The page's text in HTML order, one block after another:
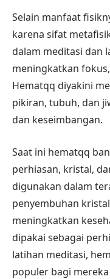
Selain manfaat
karena sifat
dalam meditasi dan
meningkatkan
Hematqq diyakini
pikiran, tubuh, dan
dan keseimbangan.
Saat ini hematqq
perhiasan, kristal,
digunakan dalam
penyembuhan
meningkatkan
dipakai sebagai
latihan meditasi,
populer bagi